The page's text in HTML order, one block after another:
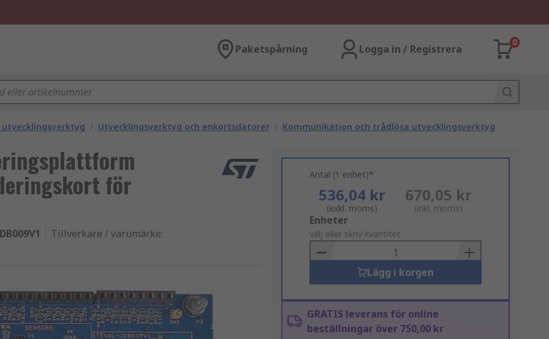
Paketspårning Logga in / Registrera
0
utvecklingsverktyg / Utvecklingsverktyg och enkortsdatorer / Kommunikation och trådlösa utvecklingsverktyg
för
Tillverkare / varumärke:
Antal (1 enhet)*
536,04 kr
(exkl. moms)
670,05 kr
(inkl. moms)
Add
to
Basket
Enheter
välj eller skriv kvantitet
Lägg i korgen
GRATIS leverans för online
beställningar över 750,00 kr